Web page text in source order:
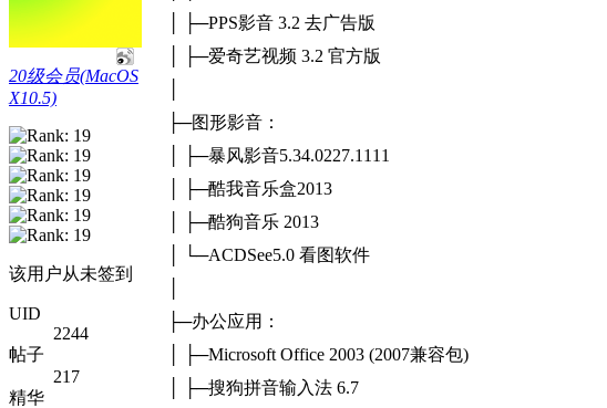
20级会员(MacOS
X10.5)
该用户从未签到
UID
2244
帖子
217
精华
│ ├─PPS影音 3.2 去广告版
│ ├─爱奇艺视频 3.2 官方版
├─图形影音：
│ ├─暴风影音5.34.0227.1111
│ ├─酷我音乐盒2013
│ ├─酷狗音乐 2013
│ └─ACDSee5.0 看图软件
├─办公应用：
│ ├─Microsoft Office 2003 (2007兼容包)
│ ├─搜狗拼音输入法 6.7